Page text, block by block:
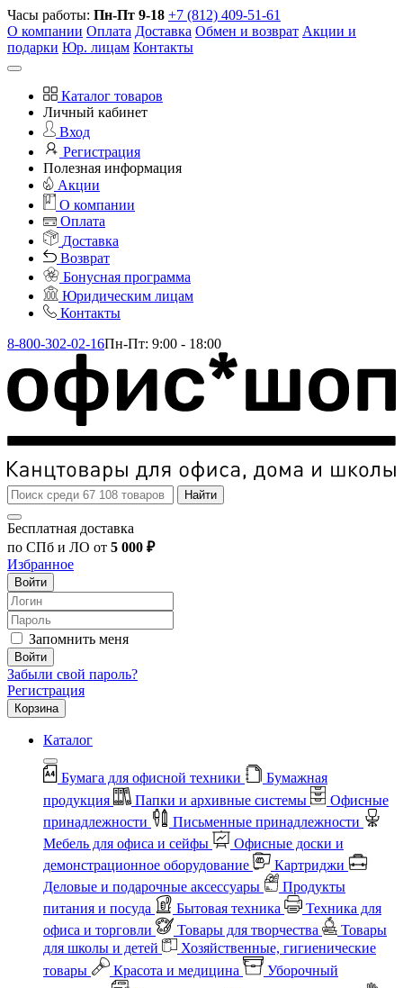
Часы работы: Пн-Пт 9-18 +7 (812) 409-51-61
О компании Оплата Доставка Обмен и возврат Акции и
подарки Юр. лицам Контакты
Каталог товаров
Личный кабинет
Вход
Регистрация
Полезная информация
Акции
О компании
Оплата
Доставка
Возврат
Бонусная программа
Юридическим лицам
Контакты
8-800-302-02-16Пн-Пт: 9:00 - 18:00
Найти
Бесплатная доставка
по СПб и ЛО от 5 000 ₽
Избранное
Войти
Запомнить меня
Войти
Забыли свой пароль?
Регистрация
Корзина
Каталог
Бумага для офисной техники
Бумажная
продукция
Папки и архивные системы
Офисные
принадлежности
Письменные принадлежности
Мебель для офиса и сейфы
Офисные доски и
демонстрационное оборудование
Картриджи
Деловые и подарочные аксессуары
Продукты
питания и посуда
Бытовая техника
Техника для
офиса и торговли
Товары для творчества
Товары
для школы и детей
Хозяйственные, гигиенические
товары
Красота и медицина
Уборочный